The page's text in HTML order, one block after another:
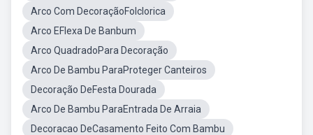
Arco Com DecoraçãoFolclorica
Arco EFlexa De Banbum
Arco QuadradoPara Decoração
Arco De Bambu ParaProteger Canteiros
Decoração DeFesta Dourada
Arco De Bambu ParaEntrada De Arraia
Decoracao DeCasamento Feito Com Bambu